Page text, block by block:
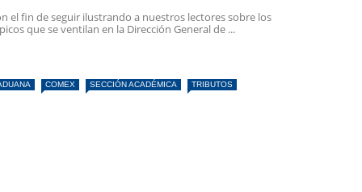
el fin de seguir ilustrando a nuestros lectores sobre los
que se ventilan en la Dirección General de ...
COMEX SECCIÓN ACADÉMICA TRIBUTOS